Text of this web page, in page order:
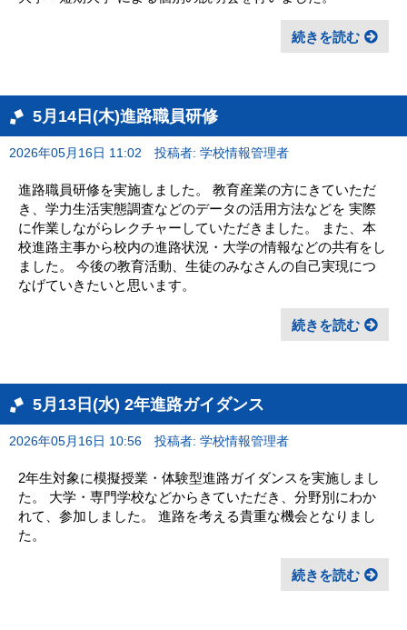
続きを読む
5月14日(木)進路職員研修
2026年05月16日 11:02 投稿者: 学校情報管理者
進路職員研修を実施しました。 教育産業の方にきていただ
き、学力生活実態調査などのデータの活用方法などを 実際
に作業しながらレクチャーしていただきました。 また、本
校進路主事から校内の進路状況・大学の情報などの共有をし
ました。 今後の教育活動、生徒のみなさんの自己実現につ
なげていきたいと思います。
続きを読む
5月13日(水) 2年進路ガイダンス
2026年05月16日 10:56 投稿者: 学校情報管理者
2年生対象に模擬授業・体験型進路ガイダンスを実施しまし
た。 大学・専門学校などからきていただき、分野別にわか
れて、参加しました。 進路を考える貴重な機会となりまし
た。
続きを読む